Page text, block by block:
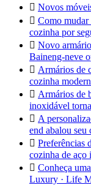
 Novos
 Como mudar
cozinha por
 Novo
Baineng-neve
 Armários de
cozinha
 Armários de
inoxidável
 A
end abalou seu
 Preferências
cozinha de aço
 Conheça
Luxury · Life